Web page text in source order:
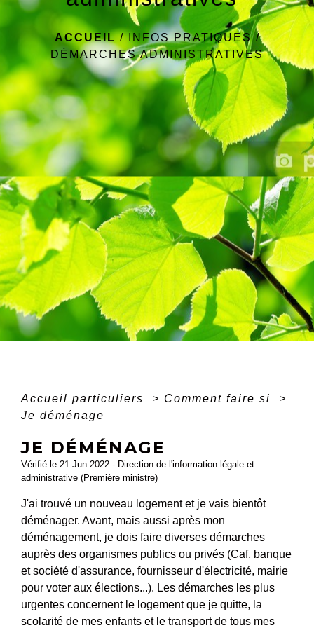
ACCUEIL/INFOS PRATIQUES/
DÉMARCHES ADMINISTRATIVES
Accueil particuliers > Comment faire si
>
Je déménage
JE DÉMÉNAGE
Vérifié le 21 Jun 2022 - Direction de l'information légale et
administrative (Première ministre)
J'ai trouvé un nouveau logement et je vais bientôt
déménager. Avant, mais aussi après mon
déménagement, je dois faire diverses démarches
auprès des organismes publics ou privés (Caf, banque
et société d'assurance, fournisseur d'électricité, mairie
pour voter aux élections...). Les démarches les plus
urgentes concernent le logement que je quitte, la
scolarité de mes enfants et le transport de tous mes